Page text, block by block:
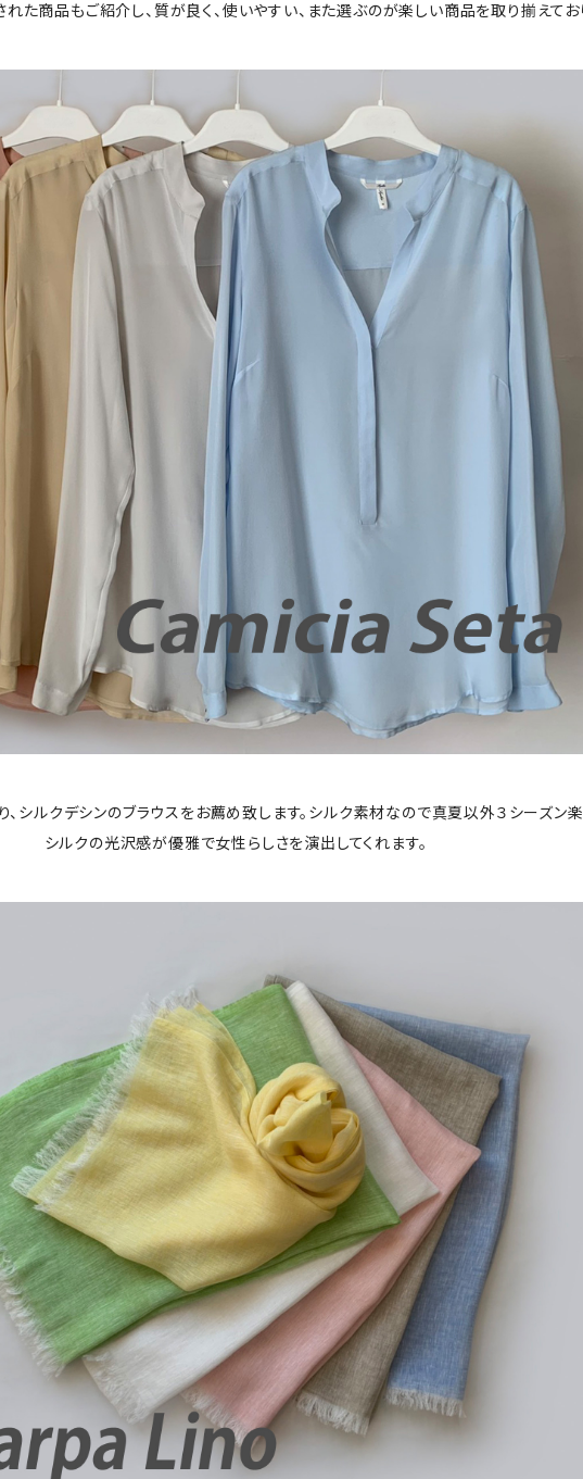
た商品もご紹介し、質が良く、使いやすい、また選ぶのが楽しい商品を取り揃えてお
、シルクデシンのブラウスをお薦め致します。シルク素材なので真夏
シルクの光沢感が優雅で女性らしさを演出してくれます。